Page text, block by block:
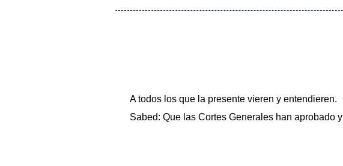
A todos los que la presente vieren y entendieren.
Sabed: Que las Cortes Generales han aprobado